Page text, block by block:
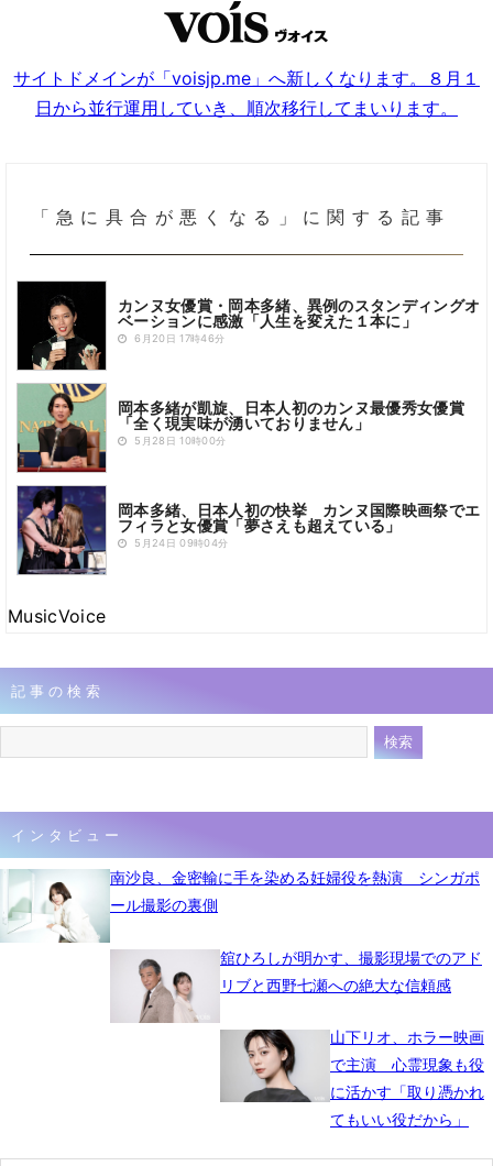
サイトドメインが「voisjp.me」へ新しくなります。８月１
日から並行運用していき、順次移行してまいります。
「急に具合が悪くなる」に関する記事
カンヌ女優賞・岡本多緒、異例のスタンディングオ
ベーションに感激「人生を変えた１本に」
6月20日 17時46分
岡本多緒が凱旋、日本人初のカンヌ最優秀女優賞
「全く現実味が湧いておりません」
5月28日 10時00分
岡本多緒、日本人初の快挙 カンヌ国際映画祭でエ
フィラと女優賞「夢さえも超えている」
5月24日 09時04分
MusicVoice
記事の検索
インタビュー
南沙良、金密輸に手を染める妊婦役を熱演 シンガポ
ール撮影の裏側
舘ひろしが明かす、撮影現場でのアド
リブと西野七瀬への絶大な信頼感
山下リオ、ホラー映画
で主演 心霊現象も役
に活かす「取り憑かれ
てもいい役だから」